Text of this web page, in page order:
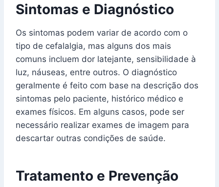
Sintomas e Diagnóstico
Os sintomas podem variar de acordo com o
tipo de cefalalgia, mas alguns dos mais
comuns incluem dor latejante, sensibilidade à
luz, náuseas, entre outros. O diagnóstico
geralmente é feito com base na descrição dos
sintomas pelo paciente, histórico médico e
exames físicos. Em alguns casos, pode ser
necessário realizar exames de imagem para
descartar outras condições de saúde.
Tratamento e Prevenção